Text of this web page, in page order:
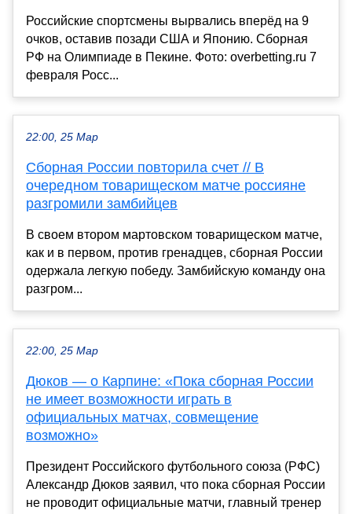
Российские спортсмены вырвались вперёд на 9
очков, оставив позади США и Японию. Сборная
РФ на Олимпиаде в Пекине. Фото: overbetting.ru 7
февраля Росс...
22:00, 25 Мар
Сборная России повторила счет // В
очередном товарищеском матче россияне
разгромили замбийцев
В своем втором мартовском товарищеском матче,
как и в первом, против гренадцев, сборная России
одержала легкую победу. Замбийскую команду она
разгром...
22:00, 25 Мар
Дюков — о Карпине: «Пока сборная России
не имеет возможности играть в
официальных матчах, совмещение
возможно»
Президент Российского футбольного союза (РФС)
Александр Дюков заявил, что пока сборная России
не проводит официальные матчи, главный тренер